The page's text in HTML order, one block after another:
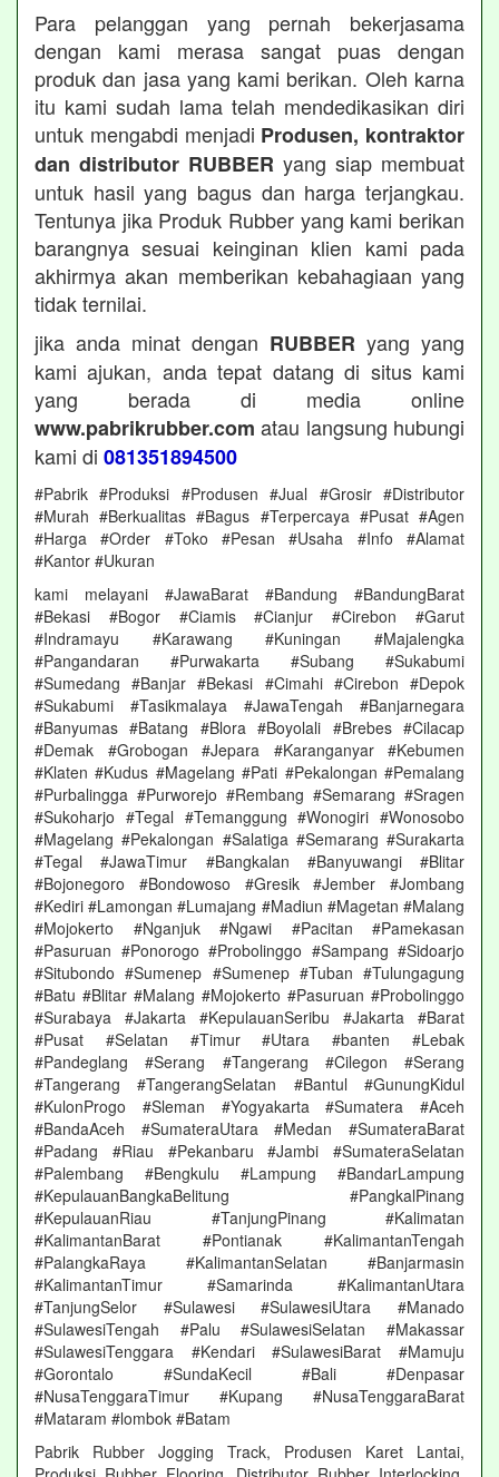
Para pelanggan yang pernah bekerjasama
dengan kami merasa sangat puas dengan
produk dan jasa yang kami berikan. Oleh karna
itu kami sudah lama telah mendedikasikan diri
untuk mengabdi menjadi Produsen, kontraktor
dan distributor RUBBER yang siap membuat
untuk hasil yang bagus dan harga terjangkau.
Tentunya jika Produk Rubber yang kami berikan
barangnya sesuai keinginan klien kami pada
akhirmya akan memberikan kebahagiaan yang
tidak ternilai.
jika anda minat dengan RUBBER yang yang
kami ajukan, anda tepat datang di situs kami
yang berada di media online
www.pabrikrubber.com atau langsung hubungi
kami di 081351894500
#Pabrik #Produksi #Produsen #Jual #Grosir #Distributor
#Murah #Berkualitas #Bagus #Terpercaya #Pusat #Agen
#Harga #Order #Toko #Pesan #Usaha #Info #Alamat
#Kantor #Ukuran
kami melayani #JawaBarat #Bandung #BandungBarat
#Bekasi #Bogor #Ciamis #Cianjur #Cirebon #Garut
#Indramayu #Karawang #Kuningan #Majalengka
#Pangandaran #Purwakarta #Subang #Sukabumi
#Sumedang #Banjar #Bekasi #Cimahi #Cirebon #Depok
#Sukabumi #Tasikmalaya #JawaTengah #Banjarnegara
#Banyumas #Batang #Blora #Boyolali #Brebes #Cilacap
#Demak #Grobogan #Jepara #Karanganyar #Kebumen
#Klaten #Kudus #Magelang #Pati #Pekalongan #Pemalang
#Purbalingga #Purworejo #Rembang #Semarang #Sragen
#Sukoharjo #Tegal #Temanggung #Wonogiri #Wonosobo
#Magelang #Pekalongan #Salatiga #Semarang #Surakarta
#Tegal #JawaTimur #Bangkalan #Banyuwangi #Blitar
#Bojonegoro #Bondowoso #Gresik #Jember #Jombang
#Kediri #Lamongan #Lumajang #Madiun #Magetan #Malang
#Mojokerto #Nganjuk #Ngawi #Pacitan #Pamekasan
#Pasuruan #Ponorogo #Probolinggo #Sampang #Sidoarjo
#Situbondo #Sumenep #Sumenep #Tuban #Tulungagung
#Batu #Blitar #Malang #Mojokerto #Pasuruan #Probolinggo
#Surabaya #Jakarta #KepulauanSeribu #Jakarta #Barat
#Pusat #Selatan #Timur #Utara #banten #Lebak
#Pandeglang #Serang #Tangerang #Cilegon #Serang
#Tangerang #TangerangSelatan #Bantul #GunungKidul
#KulonProgo #Sleman #Yogyakarta #Sumatera #Aceh
#BandaAceh #SumateraUtara #Medan #SumateraBarat
#Padang #Riau #Pekanbaru #Jambi #SumateraSelatan
#Palembang #Bengkulu #Lampung #BandarLampung
#KepulauanBangkaBelitung #PangkalPinang
#KepulauanRiau #TanjungPinang #Kalimatan
#KalimantanBarat #Pontianak #KalimantanTengah
#PalangkaRaya #KalimantanSelatan #Banjarmasin
#KalimantanTimur #Samarinda #KalimantanUtara
#TanjungSelor #Sulawesi #SulawesiUtara #Manado
#SulawesiTengah #Palu #SulawesiSelatan #Makassar
#SulawesiTenggara #Kendari #SulawesiBarat #Mamuju
#Gorontalo #SundaKecil #Bali #Denpasar
#NusaTenggaraTimur #Kupang #NusaTenggaraBarat
#Mataram #lombok #Batam
Pabrik Rubber Jogging Track, Produsen Karet Lantai,